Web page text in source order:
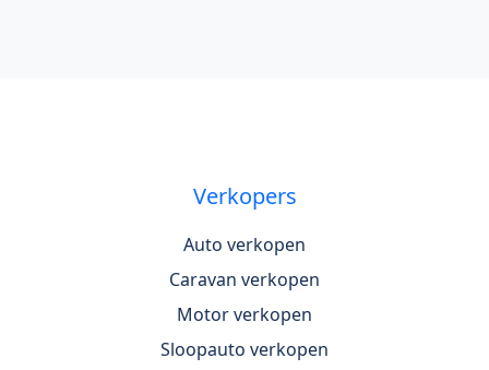
Verkopers
Auto verkopen
Caravan verkopen
Motor verkopen
Sloopauto verkopen